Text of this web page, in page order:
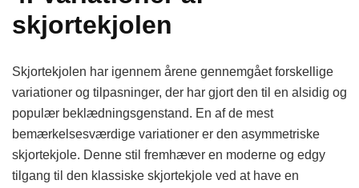
skjortekjolen
Skjortekjolen har igennem årene gennemgået forskellige
variationer og tilpasninger, der har gjort den til en alsidig og
populær beklædningsgenstand. En af de mest
bemærkelsesværdige variationer er den asymmetriske
skjortekjole. Denne stil fremhæver en moderne og edgy
tilgang til den klassiske skjortekjole ved at have en